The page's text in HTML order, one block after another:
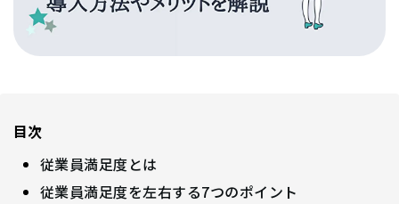
目次
従業員満足度とは
従業員満足度を左右する7つのポイント